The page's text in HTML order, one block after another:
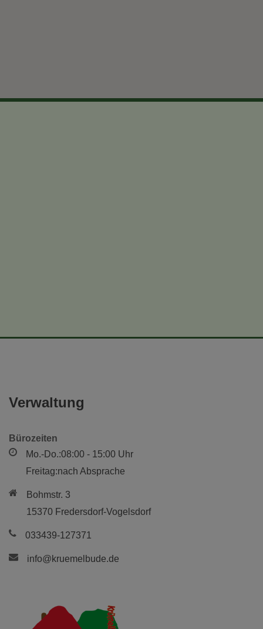
Verwaltung
Bürozeiten
Mo.-Do.:08:00 - 15:00 Uhr
Freitag:nach Absprache
Bohmstr. 3
15370 Fredersdorf-Vogelsdorf
033439-127371
info@kruemelbude.de